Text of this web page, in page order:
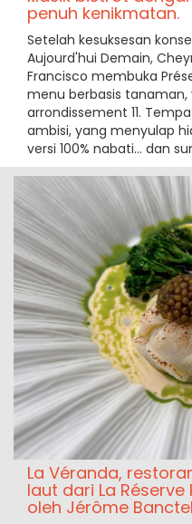
penuh kenikmatan.
Setelah kesuksesan
Aujourd'hui Demain,
Francisco membuka
menu berbasis tanaman,
arrondissement 11.
ambisi, yang menyulap
versi 100% nabati... dan
La Véranda,
laut dari La
oleh Jérôme Banctel